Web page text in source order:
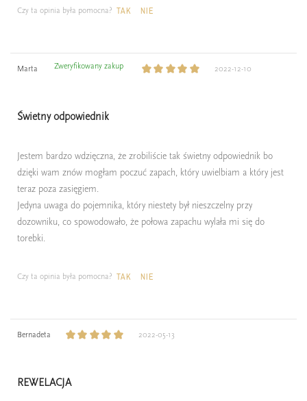
Czy ta opinia była pomocna? TAK NIE
Marta Zweryfikowany zakup 2022-12-10
Świetny odpowiednik
Jestem bardzo wdzięczna, że zrobiliście tak świetny odpowiednik bo
dzięki wam znów mogłam poczuć zapach, który uwielbiam a który jest
teraz poza zasięgiem.
Jedyna uwaga do pojemnika, który niestety był nieszczelny przy
dozowniku, co spowodowało, że połowa zapachu wylała mi się do
torebki.
Czy ta opinia była pomocna? TAK NIE
Bernadeta 2022-05-13
REWELACJA